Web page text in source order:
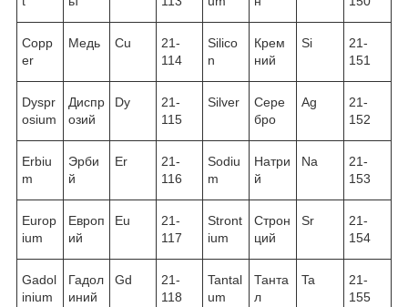
Copp
er
Медь Cu
21-
114
Silico
n
Крем
ний
Si
21-
151
Dyspr
osium
Диспр
озий
Dy
21-
115
Silver
Сере
бро
Ag
21-
152
Erbiu
m
Эрби
й
Er
21-
116
Sodiu
m
Натри
й
Na
21-
153
Europ
ium
Европ
ий
Eu
21-
117
Stront
ium
Строн
ций
Sr
21-
154
Gadol
inium
Гадол
иний
Gd
21-
118
Tantal
um
Танта
л
Ta
21-
155